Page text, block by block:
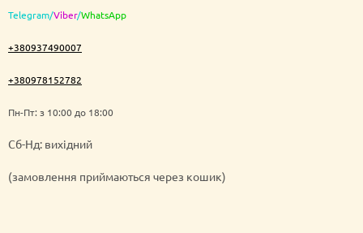
Telegram/Viber/WhatsApp
+380937490007
+380978152782
Пн-Пт: з 10:00 до 18:00
Cб-Нд: вихідний
(замовлення приймаються через кошик)